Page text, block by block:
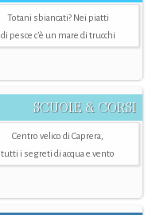
Totani sbiancati? Nei piatti
di pesce c'è un mare di trucchi
SCUOLE & CORSI
Centro velico di Caprera,
tutti i segreti di acqua e vento